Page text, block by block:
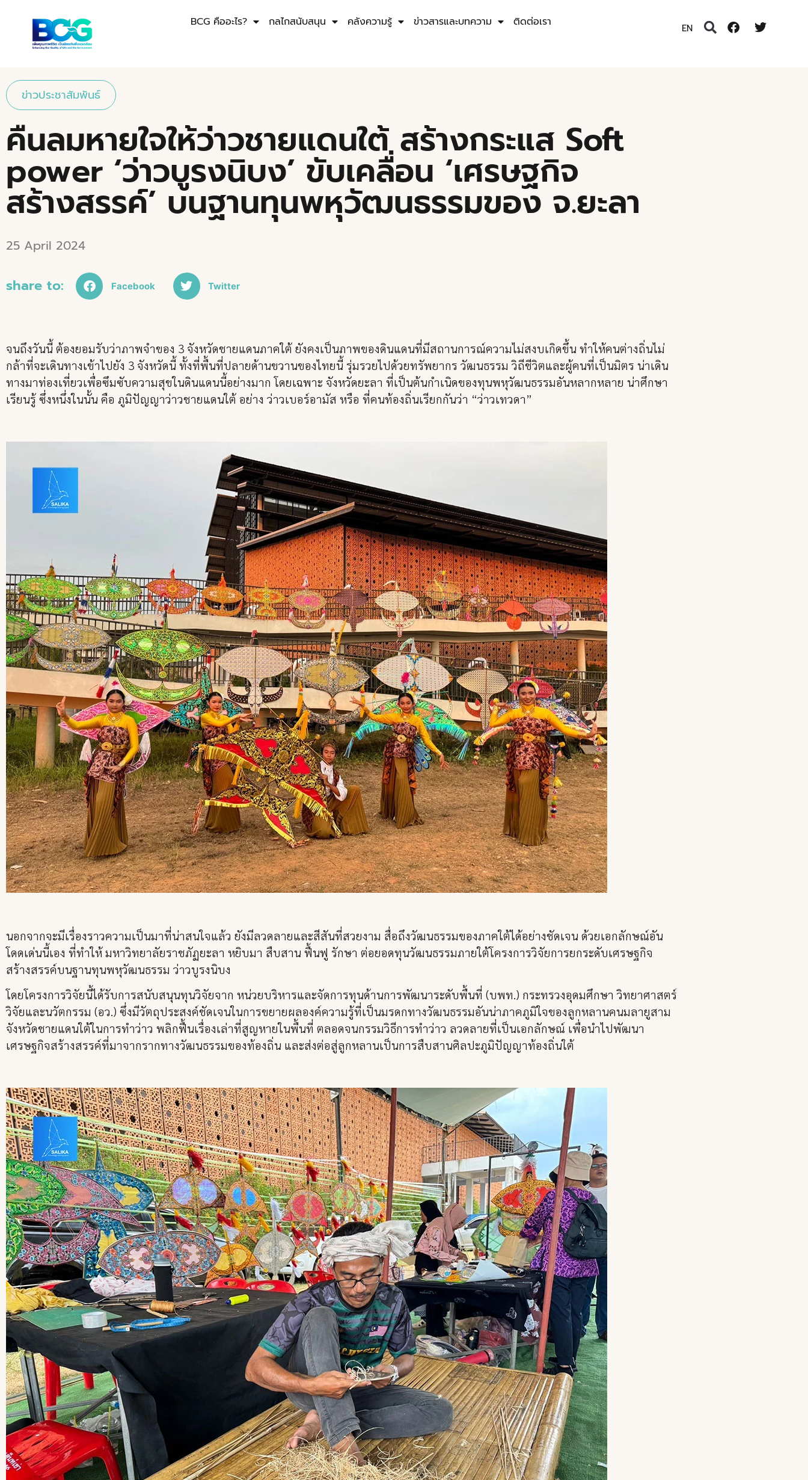
BCG คืออะไร? กลไกสนับสนุน คลังความรู้ ข่าวสารและบทความ ติดต่อเรา EN
ข่าวประชาสัมพันธ์
คืนลมหายใจให้ว่าวชายแดนใต้ สร้างกระแส Soft
power ‘ว่าวบูรงนิบง’ ขับเคลื่อน ‘เศรษฐกิจ
สร้างสรรค์’ บนฐานทุนพหุวัฒนธรรมของ จ.ยะลา
25 April 2024
share to: Facebook Twitter
จนถึงวันนี้ ต้องยอมรับว่าภาพจำของ 3 จังหวัดชายแดนภาคใต้ ยังคงเป็นภาพของดินแดนที่มีสถานการณ์ความไม่สงบเกิดขึ้น ทำให้คนต่างถิ่นไม่
กล้าที่จะเดินทางเข้าไปยัง 3 จังหวัดนี้ ทั้งที่พื้นที่ปลายด้านขวานของไทยนี้ รุ่มรวยไปด้วยทรัพยากร วัฒนธรรม วิถีชีวิตและผู้คนที่เป็นมิตร น่าเดิน
ทางมาท่องเที่ยวเพื่อซึมซับความสุขในดินแดนนี้อย่างมาก โดยเฉพาะ จังหวัดยะลา ที่เป็นต้นกำเนิดของทุนพหุวัฒนธรรมอันหลากหลาย น่าศึกษา
เรียนรู้ ซึ่งหนึ่งในนั้น คือ ภูมิปัญญาว่าวชายแดนใต้ อย่าง ว่าวเบอร์อามัส หรือ ที่คนท้องถิ่นเรียกกันว่า “ว่าวเทวดา”
นอกจากจะมีเรื่องราวความเป็นมาที่น่าสนใจแล้ว ยังมีลวดลายและสีสันที่สวยงาม สื่อถึงวัฒนธรรมของภาคใต้ได้อย่างชัดเจน ด้วยเอกลักษณ์อัน
โดดเด่นนี้เอง ที่ทำให้ มหาวิทยาลัยราชภัฏยะลา หยิบมา สืบสาน ฟื้นฟู รักษา ต่อยอดทุนวัฒนธรรมภายใต้โครงการวิจัยการยกระดับเศรษฐกิจ
สร้างสรรค์บนฐานทุนพหุวัฒนธรรม ว่าวบูรงนิบง
โดยโครงการวิจัยนี้ได้รับการสนับสนุนทุนวิจัยจาก หน่วยบริหารและจัดการทุนด้านการพัฒนาระดับพื้นที่ (บพท.) กระทรวงอุดมศึกษา วิทยาศาสตร์
วิจัยและนวัตกรรม (อว.) ซึ่งมีวัตถุประสงค์ชัดเจนในการขยายผลองค์ความรู้ที่เป็นมรดกทางวัฒนธรรมอันน่าภาคภูมิใจของลูกหลานคนมลายูสาม
จังหวัดชายแดนใต้ในการทำว่าว พลิกฟื้นเรื่องเล่าที่สูญหายในพื้นที่ ตลอดจนกรรมวิธีการทำว่าว ลวดลายที่เป็นเอกลักษณ์ เพื่อนำไปพัฒนา
เศรษฐกิจสร้างสรรค์ที่มาจากรากทางวัฒนธรรมของท้องถิ่น และส่งต่อสู่ลูกหลานเป็นการสืบสานศิลปะภูมิปัญญาท้องถิ่นใต้